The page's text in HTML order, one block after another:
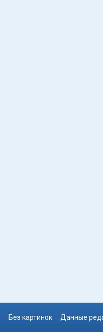
Без картинок Данные